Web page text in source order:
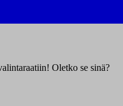
Oletko se sinä?